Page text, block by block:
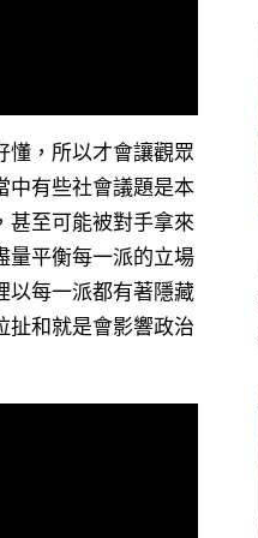
懂，所以才會讓觀眾
中有些社會議題是本
至可能被對手拿來
量平衡每一派的立場
以每一派都有著隱藏
扯和就是會影響政治